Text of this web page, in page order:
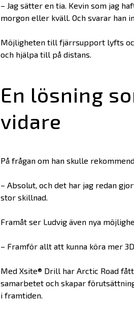
– Jag sätter en tia. Kevin som jag
morgon eller kväll. Och svarar han
Möjligheten till fjärrsupport lyfts
och hjälpa till på distans.
En lösning
vidare
På frågan om han skulle
– Absolut, och det har jag redan
stor skillnad.
Framåt ser Ludvig även nya
– Framför allt att kunna köra mer
Med Xsite® Drill har Arctic Road
samarbetet och skapar
i framtiden.